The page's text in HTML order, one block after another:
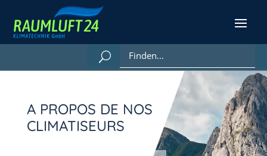
A PROPOS DE NOS
CLIMATISEURS